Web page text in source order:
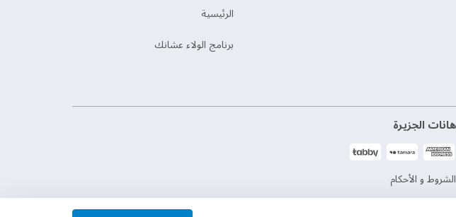
الرئيسية
برنامج الولاء عشانك
الشروط و الأحكام